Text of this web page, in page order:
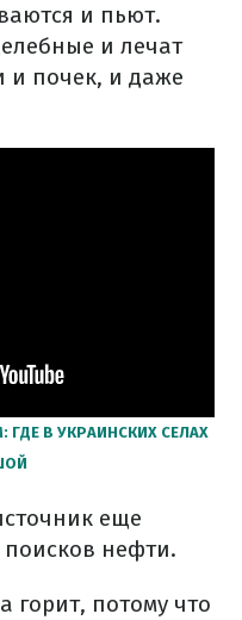
и пьют.
и лечат
и почек, и даже
ГДЕ В УКРАИНСКИХ СЕЛАХ
еще
нефти.
горит, потому что